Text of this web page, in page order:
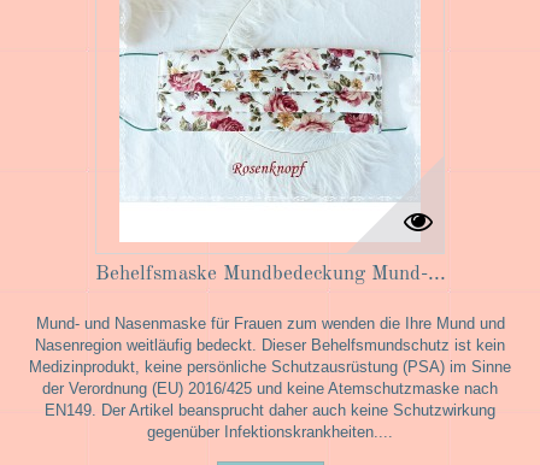
Behelfsmaske Mundbedeckung Mund-...
Mund- und Nasenmaske für Frauen zum wenden die Ihre Mund und
Nasenregion weitläufig bedeckt. Dieser Behelfsmundschutz ist kein
Medizinprodukt, keine persönliche Schutzausrüstung (PSA) im Sinne
der Verordnung (EU) 2016/425 und keine Atemschutzmaske nach
EN149. Der Artikel beansprucht daher auch keine Schutzwirkung
gegenüber Infektionskrankheiten....